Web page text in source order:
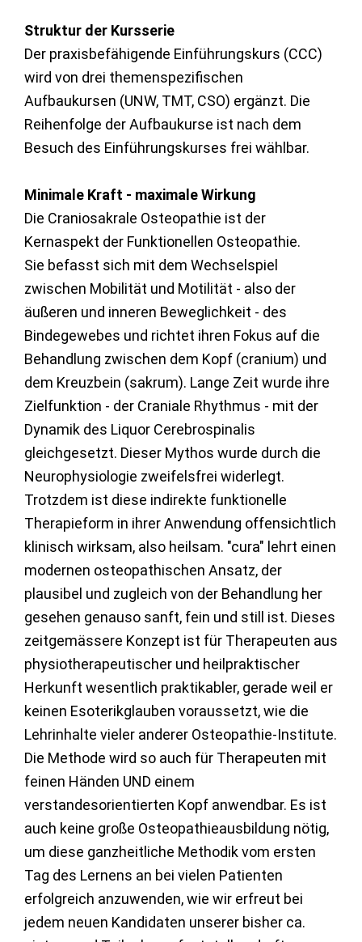
Struktur der Kursserie
Der praxisbefähigende Einführungskurs (CCC)
wird von drei themenspezifischen
Aufbaukursen (UNW, TMT, CSO) ergänzt. Die
Reihenfolge der Aufbaukurse ist nach dem
Besuch des Einführungskurses frei wählbar.
Minimale Kraft - maximale Wirkung
Die Craniosakrale Osteopathie ist der
Kernaspekt der Funktionellen Osteopathie.
Sie befasst sich mit dem Wechselspiel
zwischen Mobilität und Motilität - also der
äußeren und inneren Beweglichkeit - des
Bindegewebes und richtet ihren Fokus auf die
Behandlung zwischen dem Kopf (cranium) und
dem Kreuzbein (sakrum). Lange Zeit wurde ihre
Zielfunktion - der Craniale Rhythmus - mit der
Dynamik des Liquor Cerebrospinalis
gleichgesetzt. Dieser Mythos wurde durch die
Neurophysiologie zweifelsfrei widerlegt.
Trotzdem ist diese indirekte funktionelle
Therapieform in ihrer Anwendung offensichtlich
klinisch wirksam, also heilsam. "cura" lehrt einen
modernen osteopathischen Ansatz, der
plausibel und zugleich von der Behandlung her
gesehen genauso sanft, fein und still ist. Dieses
zeitgemässere Konzept ist für Therapeuten aus
physiotherapeutischer und heilpraktischer
Herkunft wesentlich praktikabler, gerade weil er
keinen Esoterikglauben voraussetzt, wie die
Lehrinhalte vieler anderer Osteopathie-Institute.
Die Methode wird so auch für Therapeuten mit
feinen Händen UND einem
verstandesorientierten Kopf anwendbar. Es ist
auch keine große Osteopathieausbildung nötig,
um diese ganzheitliche Methodik vom ersten
Tag des Lernens an bei vielen Patienten
erfolgreich anzuwenden, wie wir erfreut bei
jedem neuen Kandidaten unserer bisher ca.